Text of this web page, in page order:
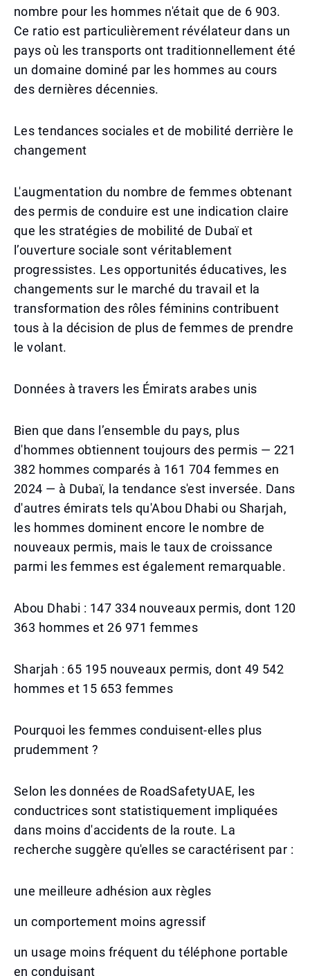
nombre pour les hommes n'était que de 6 903.
Ce ratio est particulièrement révélateur dans un
pays où les transports ont traditionnellement été
un domaine dominé par les hommes au cours
des dernières décennies.
Les tendances sociales et de mobilité derrière le
changement
L'augmentation du nombre de femmes obtenant
des permis de conduire est une indication claire
que les stratégies de mobilité de Dubaï et
l’ouverture sociale sont véritablement
progressistes. Les opportunités éducatives, les
changements sur le marché du travail et la
transformation des rôles féminins contribuent
tous à la décision de plus de femmes de prendre
le volant.
Données à travers les Émirats arabes unis
Bien que dans l’ensemble du pays, plus
d'hommes obtiennent toujours des permis — 221
382 hommes comparés à 161 704 femmes en
2024 — à Dubaï, la tendance s'est inversée. Dans
d'autres émirats tels qu'Abou Dhabi ou Sharjah,
les hommes dominent encore le nombre de
nouveaux permis, mais le taux de croissance
parmi les femmes est également remarquable.
Abou Dhabi : 147 334 nouveaux permis, dont 120
363 hommes et 26 971 femmes
Sharjah : 65 195 nouveaux permis, dont 49 542
hommes et 15 653 femmes
Pourquoi les femmes conduisent-elles plus
prudemment ?
Selon les données de RoadSafetyUAE, les
conductrices sont statistiquement impliquées
dans moins d'accidents de la route. La
recherche suggère qu'elles se caractérisent par :
une meilleure adhésion aux règles
un comportement moins agressif
un usage moins fréquent du téléphone portable
en conduisant